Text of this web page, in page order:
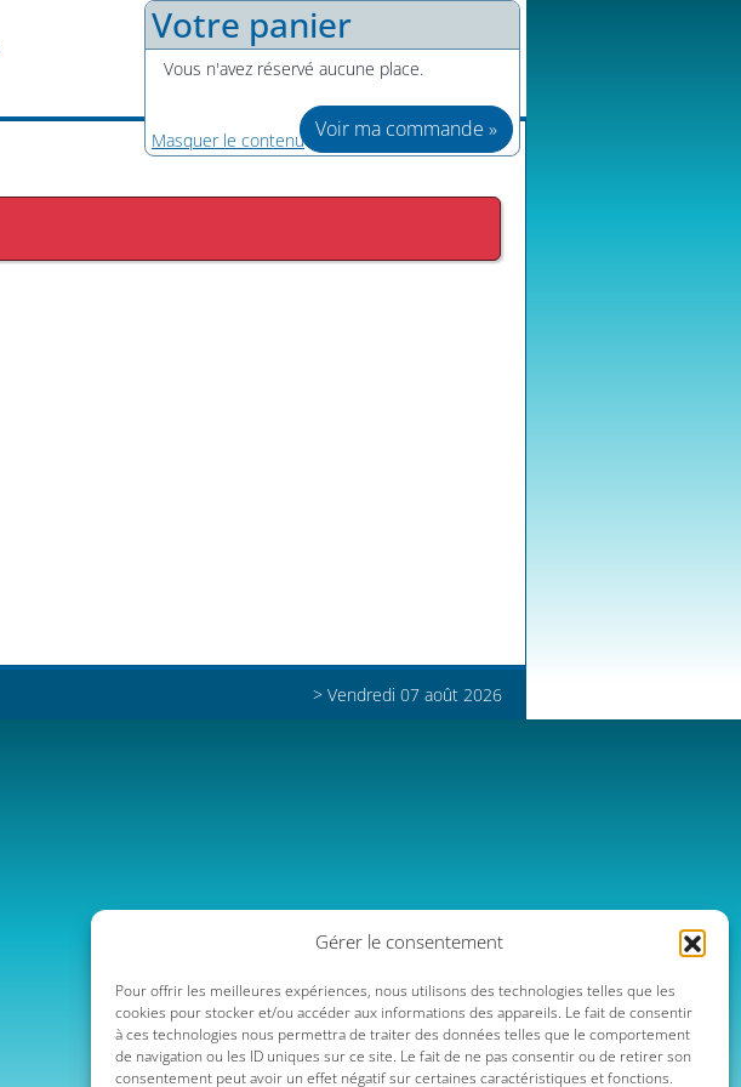
Gérer le consentement
Pour offrir les meilleures expériences, nous utilisons des technologies telles que les
cookies pour stocker et/ou accéder aux informations des appareils. Le fait de consentir
à ces technologies nous permettra de traiter des données telles que le comportement
de navigation ou les ID uniques sur ce site. Le fait de ne pas consentir ou de retirer son
consentement peut avoir un effet négatif sur certaines caractéristiques et fonctions.
Votre panier
Vous n'avez réservé aucune place.
Masquer le contenu
> Vendredi 07 août 2026